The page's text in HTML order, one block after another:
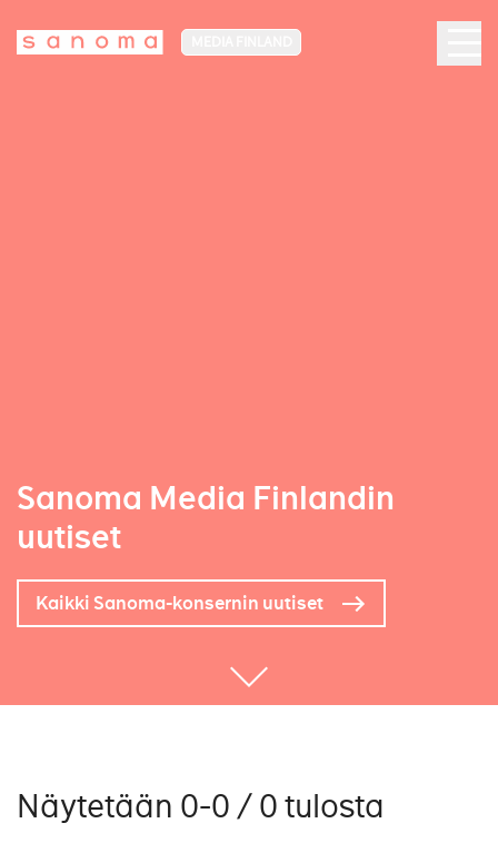
Sanoma Media Finlandin
uutiset
Kaikki Sanoma-konsernin uutiset
Näytetään 0-0 / 0 tulosta